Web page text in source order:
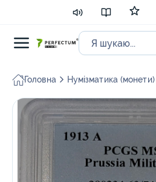
Головна Нумізматика (монети)